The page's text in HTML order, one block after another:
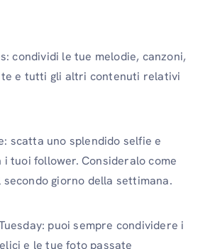
condividi le tue melodie, canzoni,
e tutti gli altri contenuti relativi
scatta uno splendido selfie e
i tuoi follower. Consideralo come
secondo giorno della settimana.
puoi sempre condividere i
e le tue foto passate